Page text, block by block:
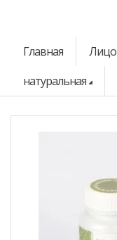
Главная Лицо
натуральная